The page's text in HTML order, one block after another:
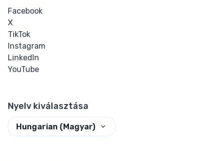
Facebook
X
TikTok
Instagram
LinkedIn
YouTube
Nyelv kiválasztása
Hungarian (Magyar)